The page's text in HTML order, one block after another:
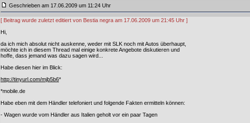
Geschrieben am 17.06.2009 um 11:24 Uhr
[ Beitrag wurde zuletzt editiert von Bestia negra am 17.06.2009 um 21:45 Uhr ]
Hi,
da ich mich absolut nicht auskenne, weder mit SLK noch mit Autos überhaupt,
möchte ich in diesem Thread mal einige konkrete Angebote diskutieren und
hoffe, dass jemand was dazu sagen wird...
Habe diesen hier im Blick:
http://tinyurl.com/mjb5b6*
*mobile.de
Habe eben mit dem Händler telefoniert und folgende Fakten ermitteln können:
- Wagen wurde vom Händler aus Italien geholt vor ein paar Tagen